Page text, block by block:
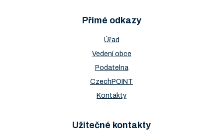
Přímé odkazy
Úřad
Vedení obce
Podatelna
CzechPOINT
Kontakty
Užitečné kontakty